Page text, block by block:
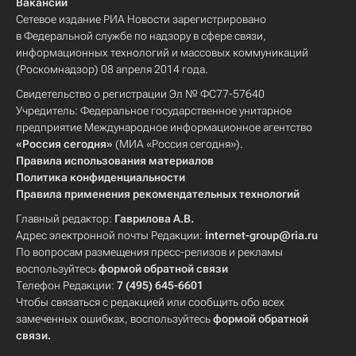
Сетевое издание РИА Новости зарегистрировано
в Федеральной службе по надзору в сфере связи,
информационных технологий и массовых коммуникаций
(Роскомнадзор) 08 апреля 2014 года.
Свидетельство о регистрации Эл № ФС77-57640
Учредитель: Федеральное государственное унитарное
предприятие Международное информационное агентство
«Россия сегодня» (МИА «Россия сегодня»).
Правила использования материалов
Политика конфиденциальности
Правила применения рекомендательных технологий
Главный редактор: Гаврилова А.В.
Адрес электронной почты Редакции: internet-group@ria.ru
По вопросам размещения пресс-релизов и рекламы
воспользуйтесьформой обратной связи
Телефон Редакции: 7 (495) 645-6601
Чтобы связаться с редакцией или сообщить обо всех
замеченных ошибках, воспользуйтесьформой обратной
связи.